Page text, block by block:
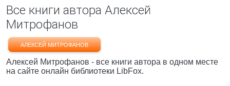
Все книги автора Алексей
Митрофанов
АЛЕКСЕЙ МИТРОФАНОВ
Алексей Митрофанов - все книги автора в одном месте
на сайте онлайн библиотеки LibFox.